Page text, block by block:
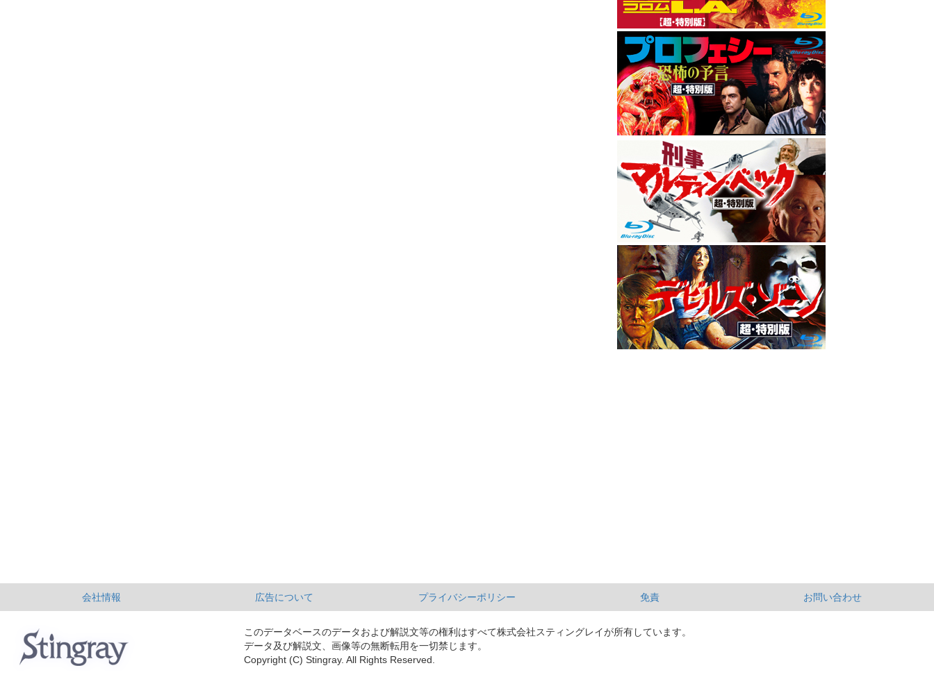
会社情報 広告について プライバシーポリシー 免責 お問い合わせ
このデータベースのデータおよび解説文等の権利はすべて株式会社スティングレイが所有しています。
データ及び解説文、画像等の無断転用を一切禁じます。
Copyright (C) Stingray. All Rights Reserved.